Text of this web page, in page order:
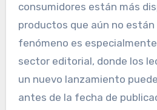
consumidores están más
productos que aún no
fenómeno es
sector editorial, donde los
un nuevo lanzamiento
antes de la fecha de